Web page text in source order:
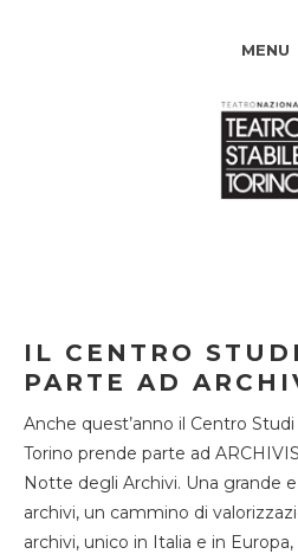
MENU
IL CENTRO
PARTE AD
Anche quest’anno il Centro
Torino prende parte ad
Notte degli Archivi. Una grande
archivi, un cammino di
archivi, unico in Italia e in